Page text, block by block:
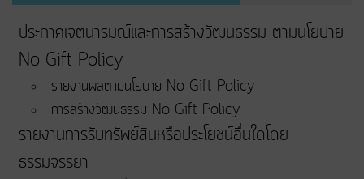
ประกาศเจตนารมณ์และการสร้างวัฒนธรรม ตามนโยบาย
No Gift Policy
รายงานผลตามนโยบาย No Gift Policy
การสร้างวัฒนธรรม No Gift Policy
รายงานการรับทรัพย์สินหรือประโยชน์อื่นใดโดย
ธรรมจรรยา